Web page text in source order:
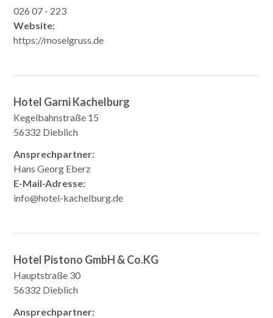
026 07 - 223
Website:
https://moselgruss.de
Hotel Garni Kachelburg
Kegelbahnstraße 15
56332 Dieblich
Ansprechpartner:
Hans Georg Eberz
E-Mail-Adresse:
info@hotel-kachelburg.de
Hotel Pistono GmbH & Co.KG
Hauptstraße 30
56332 Dieblich
Ansprechpartner: